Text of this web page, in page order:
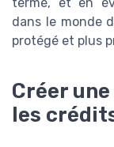
dans le monde
protégé et plus
Créer
les